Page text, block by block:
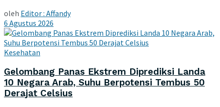
oleh Editor : Affandy
6 Agustus 2026
Kesehatan
Gelombang Panas Ekstrem Diprediksi Landa
10 Negara Arab, Suhu Berpotensi Tembus 50
Derajat Celsius